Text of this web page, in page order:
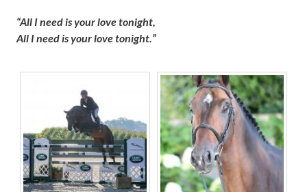
“All I need is your love tonight,
All I need is your love tonight.”